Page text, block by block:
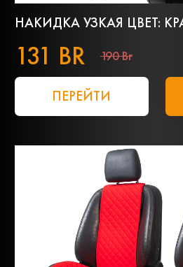
НАКИДКА УЗКАЯ ЦВЕТ:
131 BR 190 Br
ПЕРЕЙТИ